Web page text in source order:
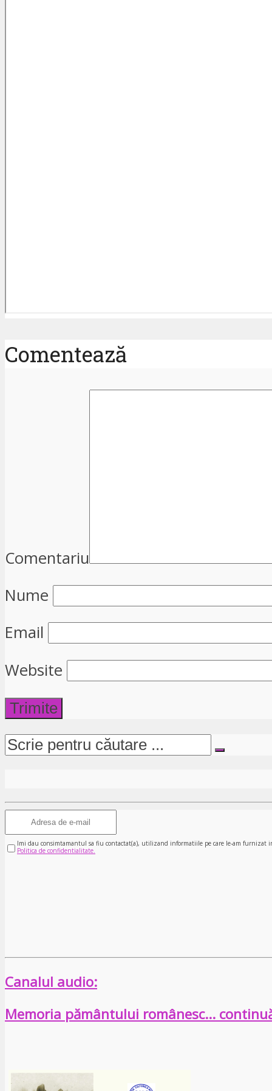
Comentează
Comentariu
Nume
Email
Website
Imi dau consimtamantul sa fiu contactat(a), utilizand informatiile pe care le-am furnizat
Politica de confidentialitate.
Canalul audio:
Memoria pământului românesc…